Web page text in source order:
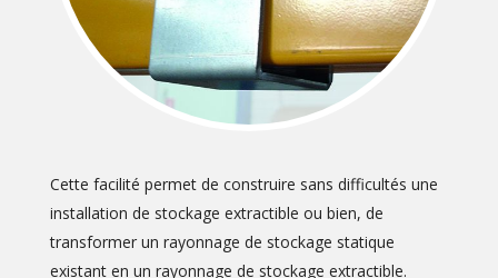
Cette facilité permet de construire sans difficultés une
installation de stockage extractible ou bien, de
transformer un rayonnage de stockage statique
existant en un rayonnage de stockage extractible.